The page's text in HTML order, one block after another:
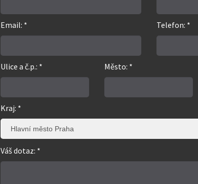
Email: * Telefon: *
Ulice a č.p.: * Město: *
Kraj: *
Hlavní město Praha
Váš dotaz: *